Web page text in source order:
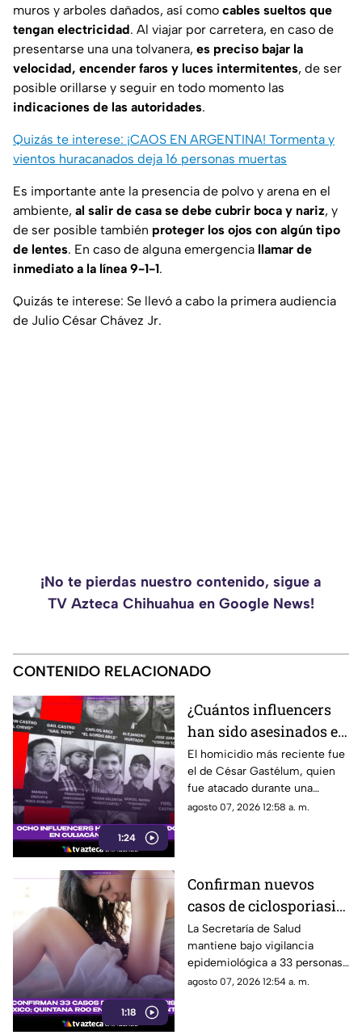
muros y arboles dañados, así como cables sueltos que
tengan electricidad. Al viajar por carretera, en caso de
presentarse una una tolvanera, es preciso bajar la
velocidad, encender faros y luces intermitentes, de ser
posible orillarse y seguir en todo momento las
indicaciones de las autoridades.
Quizás te interese: ¡CAOS EN ARGENTINA! Tormenta y
vientos huracanados deja 16 personas muertas
Es importante ante la presencia de polvo y arena en el
ambiente, al salir de casa se debe cubrir boca y nariz, y
de ser posible también proteger los ojos con algún tipo
de lentes. En caso de alguna emergencia llamar de
inmediato a la línea 9-1-1.
Quizás te interese: Se llevó a cabo la primera audiencia
de Julio César Chávez Jr.
¡No te pierdas nuestro contenido, sigue a
TV Azteca Chihuahua en Google News!
CONTENIDO RELACIONADO
1:24
¿Cuántos influencers
han sido asesinados en
Culiacán desde 2024?
César Gastélum el más
reciente
El homicidio más reciente fue
el de César Gastélum, quien
fue atacado durante una
transmisión en vivo.
agosto 07, 2026 12:58 a. m.
1:18
Confirman nuevos
casos de ciclosporiasis
en México; este estado
concentra la mayor
cifra
La Secretaría de Salud
mantiene bajo vigilancia
epidemiológica a 33 personas
diagnosticadas con
agosto 07, 2026 12:54 a. m.